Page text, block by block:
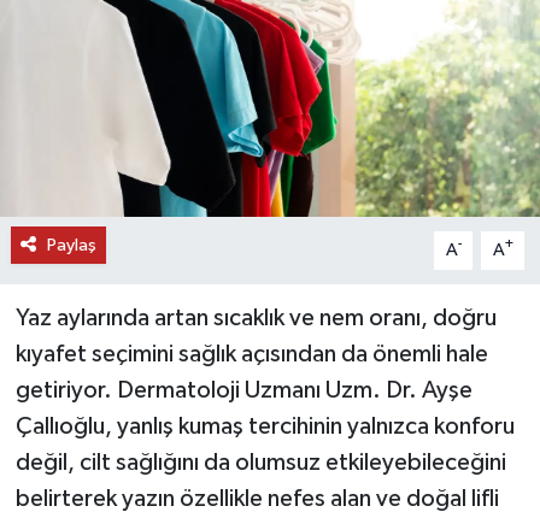
Paylaş A- A+
Yaz aylarında artan sıcaklık ve nem oranı, doğru
kıyafet seçimini sağlık açısından da önemli hale
getiriyor. Dermatoloji Uzmanı Uzm. Dr. Ayşe
Çallıoğlu, yanlış kumaş tercihinin yalnızca konforu
değil, cilt sağlığını da olumsuz etkileyebileceğini
belirterek yazın özellikle nefes alan ve doğal lifli
TURİZM
RÖPORTAJ
VİDEO HABERLER
YAZARLAR